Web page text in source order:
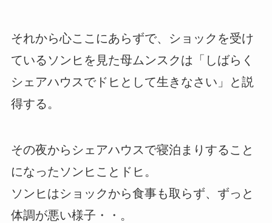
それから心ここにあらずで、ショックを受け
ているソンヒを見た母ムンスクは「しばらく
シェアハウスでドヒとして生きなさい」と説
得する。
その夜からシェアハウスで寝泊まりすること
になったソンヒことドヒ。
ソンヒはショックから食事も取らず、ずっと
体調が悪い様子・・。